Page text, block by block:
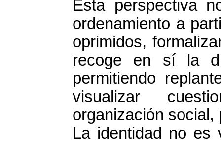
Esta perspectiva
ordenamiento a
oprimidos,
recoge en sí la
permitiendo
visualizar
organización
La identidad no es